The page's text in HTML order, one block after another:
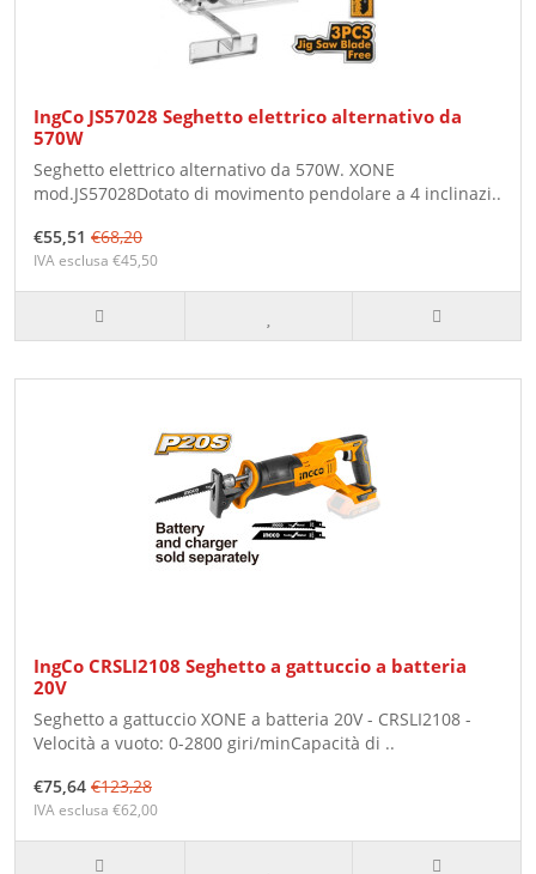
IngCo JS57028 Seghetto elettrico alternativo da
570W
Seghetto elettrico alternativo da 570W. XONE
mod.JS57028Dotato di movimento pendolare a 4 inclinazi..
€55,51 €68,20
IVA esclusa €45,50
IngCo CRSLI2108 Seghetto a gattuccio a batteria
20V
Seghetto a gattuccio XONE a batteria 20V - CRSLI2108 -
Velocità a vuoto: 0-2800 giri/minCapacità di ..
€75,64 €123,28
IVA esclusa €62,00